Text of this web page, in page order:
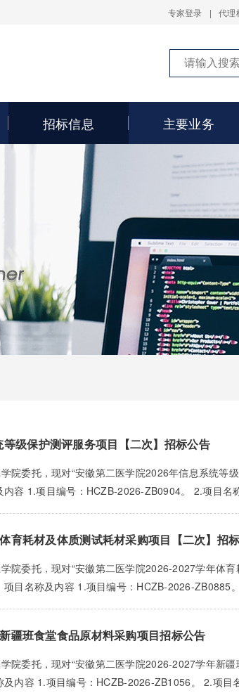
专家登录 | 代理
招标信息 主要业务
级保护测评服务项目【二次】招标公告
院委托，现对“安徽第二医学院2026年信息系统等
容 1.项目编号：HCZB-2026-ZB0904。 2.项目名
育耗材及体质测试耗材采购项目【二次】招
院委托，现对“安徽第二医学院2026-2027学年体
目名称及内容 1.项目编号：HCZB-2026-ZB0885
疆班食堂食品原材料采购项目招标公告
院委托，现对“安徽第二医学院2026-2027学年新
及内容 1.项目编号：HCZB-2026-ZB1056。 2.项